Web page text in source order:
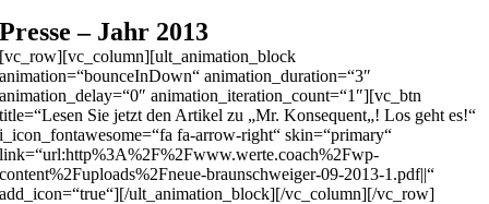
Presse – Jahr 2013
[vc_row][vc_column][ult_animation_block
animation=“bounceInDown“ animation_duration=“3″
animation_delay=“0″ animation_iteration_count=“1″][vc_btn
title=“Lesen Sie jetzt den Artikel zu „Mr. Konsequent„! Los geht es!“
i_icon_fontawesome=“fa fa-arrow-right“ skin=“primary“
link=“url:http%3A%2F%2Fwww.werte.coach%2Fwp-
content%2Fuploads%2Fneue-braunschweiger-09-2013-1.pdf||“
add_icon=“true“][/ult_animation_block][/vc_column][/vc_row]